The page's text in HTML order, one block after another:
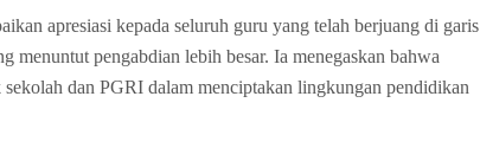
apresiasi kepada seluruh guru yang telah berjuang di garis
menuntut pengabdian lebih besar. Ia menegaskan bahwa
dan PGRI dalam menciptakan lingkungan pendidikan